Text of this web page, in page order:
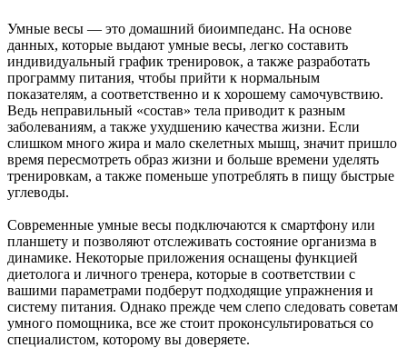
Умные весы — это домашний биоимпеданс. На основе
данных, которые выдают умные весы, легко составить
индивидуальный график тренировок, а также разработать
программу питания, чтобы прийти к нормальным
показателям, а соответственно и к хорошему самочувствию.
Ведь неправильный «состав» тела приводит к разным
заболеваниям, а также ухудшению качества жизни. Если
слишком много жира и мало скелетных мышц, значит пришло
время пересмотреть образ жизни и больше времени уделять
тренировкам, а также поменьше употреблять в пищу быстрые
углеводы.
Современные умные весы подключаются к смартфону или
планшету и позволяют отслеживать состояние организма в
динамике. Некоторые приложения оснащены функцией
диетолога и личного тренера, которые в соответствии с
вашими параметрами подберут подходящие упражнения и
систему питания. Однако прежде чем слепо следовать советам
умного помощника, все же стоит проконсультироваться со
специалистом, которому вы доверяете.